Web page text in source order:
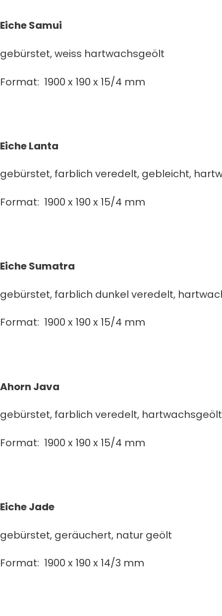
Eiche Samui
gebürstet, weiss hartwachsgeölt
Format: 1900 x 190 x 15/4 mm
Eiche Lanta
gebürstet, farblich veredelt, gebleicht,
Format: 1900 x 190 x 15/4 mm
Eiche Sumatra
gebürstet, farblich dunkel veredelt,
Format: 1900 x 190 x 15/4 mm
Ahorn Java
gebürstet, farblich veredelt, hartwachsgeölt
Format: 1900 x 190 x 15/4 mm
Eiche Jade
gebürstet, geräuchert, natur geölt
Format: 1900 x 190 x 14/3 mm